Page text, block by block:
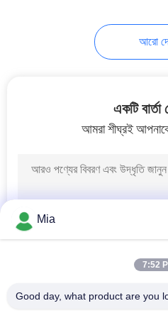
টিনের
টিনপ্লেট ফুড
আরো
একটি বার্তা
আমরা শীঘ্রই
Mia
7:52
Good day, what product are you